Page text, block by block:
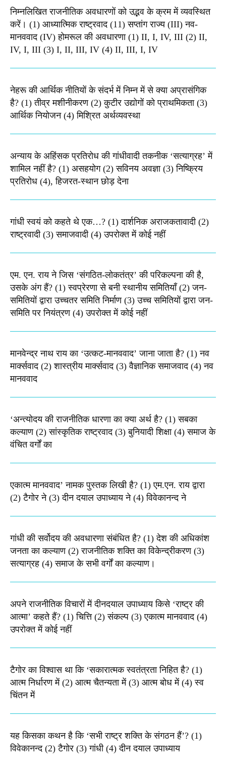
निम्नलिखित राजनीतिक अवधारणों को उद्भव के क्रम में व्यवस्थित
करें। (1) आध्यात्मिक राष्ट्रवाद (11) सप्तांग राज्य (III) नव-
मानववाद (IV) होमरूल की अवधारणा (1) II, I, IV, III (2) II,
IV, I, III (3) I, II, III, IV (4) II, III, I, IV
नेहरू की आर्थिक नीतियों के संदर्भ में निम्न में से क्या अप्रासंगिक
है? (1) तीव्र मशीनीकरण (2) कुटीर उद्योगों को प्राथमिकता (3)
आर्थिक नियोजन (4) मिश्रित अर्थव्यवस्था
अन्याय के अहिंसक प्रतिरोध की गांधीवादी तकनीक ‘सत्याग्रह’ में
शामिल नहीं है? (1) असहयोग (2) सविनय अवज्ञा (3) निष्क्रिय
प्रतिरोध (4), हिजरत-स्थान छोड़ देना
गांधी स्वयं को कहते थे एक…? (1) दार्शनिक अराजकतावादी (2)
राष्ट्रवादी (3) समाजवादी (4) उपरोक्त में कोई नहीं
एम. एन. राय ने जिस ‘संगठित-लोकतंत्र’ की परिकल्पना की है,
उसके अंग हैं? (1) स्वप्रेरणा से बनी स्थानीय समितियाँ (2) जन-
समितियों द्वारा उच्चतर समिति निर्माण (3) उच्च समितियों द्वारा जन-
समिति पर नियंत्रण (4) उपरोक्त में कोई नहीं
मानवेन्द्र नाथ राय का ‘उत्कट-मानववाद’ जाना जाता है? (1) नव
मार्क्सवाद (2) शास्त्रीय मार्क्सवाद (3) वैज्ञानिक समाजवाद (4) नव
मानववाद
‘अन्त्योदय की राजनीतिक धारणा का क्या अर्थ है? (1) सबका
कल्याण (2) सांस्कृतिक राष्ट्रवाद (3) बुनियादी शिक्षा (4) समाज के
वंचित वर्गों का
एकात्म मानववाद’ नामक पुस्तक लिखी है? (1) एम.एन. राय द्वारा
(2) टैगोर ने (3) दीन दयाल उपाध्याय ने (4) विवेकानन्द ने
गांधी की सर्वोदय की अवधारणा संबंधित है? (1) देश की अधिकांश
जनता का कल्याण (2) राजनीतिक शक्ति का विकेन्द्रीकरण (3)
सत्याग्रह (4) समाज के सभी वर्गों का कल्याण।
अपने राजनीतिक विचारों में दीनदयाल उपाध्याय किसे ‘राष्ट्र की
आत्मा’ कहते हैं? (1) चित्ति (2) संकल्प (3) एकात्म मानववाद (4)
उपरोक्त में कोई नहीं
टैगोर का विश्वास था कि ‘सकारात्मक स्वतंत्रता निहित है? (1)
आत्म निर्धारण में (2) आत्म चैतन्यता में (3) आत्म बोध में (4) स्व
चिंतन में
यह किसका कथन है कि ‘सभी राष्ट्र शक्ति के संगठन हैं’? (1)
विवेकानन्द (2) टैगोर (3) गांधी (4) दीन दयाल उपाध्याय